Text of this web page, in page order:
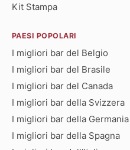
Kit Stampa
PAESI POPOLARI
I migliori bar del Belgio
I migliori bar del Brasile
I migliori bar del Canada
I migliori bar della Svizzera
I migliori bar della Germania
I migliori bar della Spagna